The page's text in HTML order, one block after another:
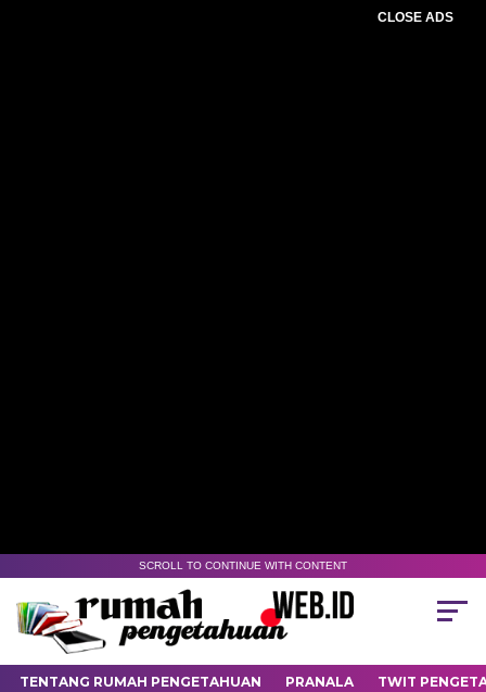
CLOSE ADS
SCROLL TO CONTINUE WITH CONTENT
TENTANG RUMAH PENGETAHUAN PRANALA TWIT